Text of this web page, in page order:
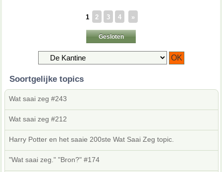
1 2 3 4 »
Gesloten
Soortgelijke topics
Wat saai zeg #243
Wat saai zeg #212
Harry Potter en het saaie 200ste Wat Saai Zeg topic.
"Wat saai zeg." "Bron?" #174